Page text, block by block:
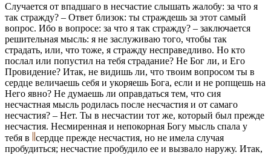
Случается от впадшаго в несчастие слышать жалобу: за что я
так стражду? – Ответ близок: ты страждешь за этот самый
вопрос. Ибо в вопросе: за что я так стражду? – заключается
решительная мысль: я не заслуживаю того, чтобы так
страдать, или, что тоже, я стражду несправедливо. Но кто
послал или попустил на тебя страдание? Не Бог ли, и Его
Провидение? Итак, не видишь ли, что твоим вопросом ты в
сердце величаешь себя и укоряешь Бога, если и не ропщешь на
Него явно? Не думаешь ли оправдаться тем, что сия
несчастная мысль родилась после несчастия и от самаго
несчастия? – Нет. Ты в несчастии тот же, который был прежде
несчастия. Несмиренная и непокорная Богу мысль спала у
тебя в
сердце прежде несчастия, но не имела случая
пробудиться; несчастие пробудило ее и вызвало наружу. Итак,